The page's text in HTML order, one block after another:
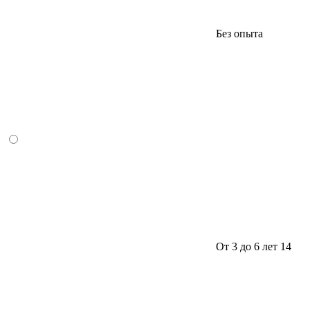
Без опыта
От 3 до 6 лет 14